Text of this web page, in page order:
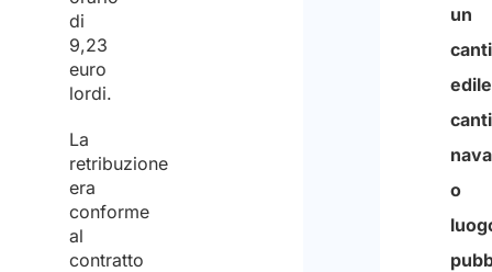
di
9,23
euro
lordi.
La
retribuzione
era
conforme
al
contratto
un
o